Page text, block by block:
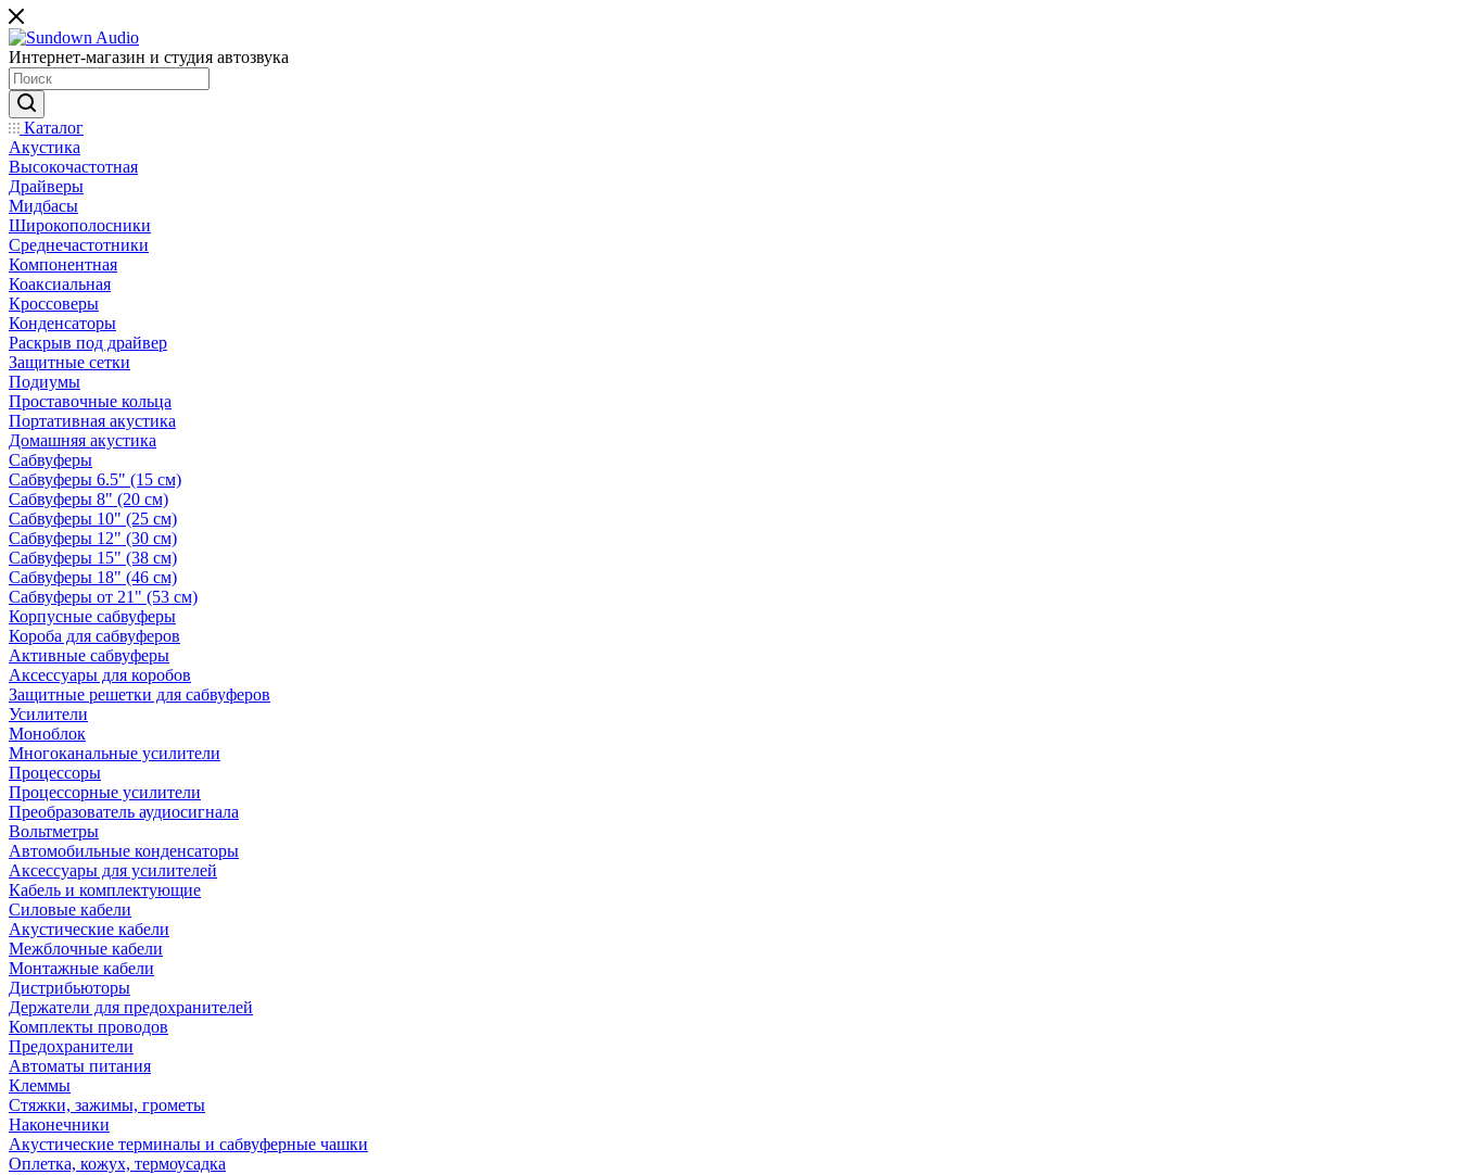
Интернет-магазин и студия автозвука
Каталог
Акустика
Высокочастотная
Драйверы
Мидбасы
Широкополосники
Среднечастотники
Компонентная
Коаксиальная
Кроссоверы
Конденсаторы
Раскрыв под драйвер
Защитные сетки
Подиумы
Проставочные кольца
Портативная акустика
Домашняя акустика
Сабвуферы
Сабвуферы 6.5" (15 см)
Сабвуферы 8" (20 см)
Сабвуферы 10" (25 см)
Сабвуферы 12" (30 см)
Сабвуферы 15" (38 см)
Сабвуферы 18" (46 см)
Сабвуферы от 21" (53 см)
Корпусные сабвуферы
Короба для сабвуферов
Активные сабвуферы
Аксессуары для коробов
Защитные решетки для сабвуферов
Усилители
Моноблок
Многоканальные усилители
Процессоры
Процессорные усилители
Преобразователь аудиосигнала
Вольтметры
Автомобильные конденсаторы
Аксессуары для усилителей
Кабель и комплектующие
Силовые кабели
Акустические кабели
Межблочные кабели
Монтажные кабели
Дистрибьюторы
Держатели для предохранителей
Комплекты проводов
Предохранители
Автоматы питания
Клеммы
Стяжки, зажимы, грометы
Наконечники
Акустические терминалы и сабвуферные чашки
Оплетка, кожух, термоусадка